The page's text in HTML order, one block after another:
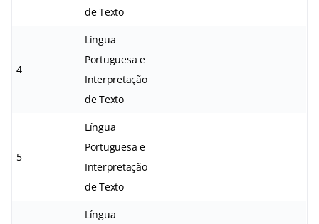
de Texto
4
Língua
Portuguesa e
Interpretação
de Texto
5
Língua
Portuguesa e
Interpretação
de Texto
Língua